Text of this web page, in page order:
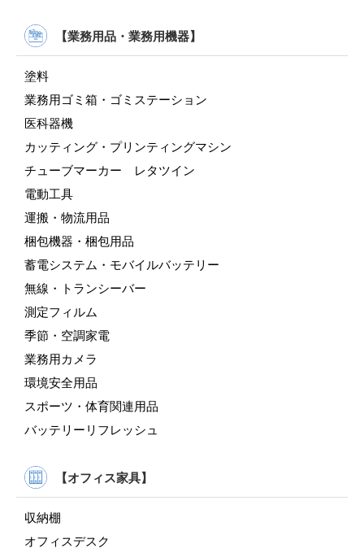
【業務用品・業務用機器】
塗料
業務用ゴミ箱・ゴミステーション
医科器機
カッティング・プリンティングマシン
チューブマーカー レタツイン
電動工具
運搬・物流用品
梱包機器・梱包用品
蓄電システム・モバイルバッテリー
無線・トランシーバー
測定フィルム
季節・空調家電
業務用カメラ
環境安全用品
スポーツ・体育関連用品
バッテリーリフレッシュ
【オフィス家具】
収納棚
オフィスデスク